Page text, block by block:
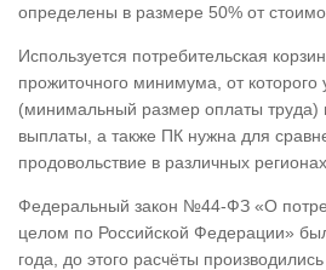
определены в размере 50% от
Используется потребительская
прожиточного минимума, от
(минимальный размер оплаты труда)
выплаты, а также ПК нужна для
продовольствие в различных регионах.
Федеральный закон №44-ФЗ «О
целом по Российской Федерации»
года, до этого расчёты